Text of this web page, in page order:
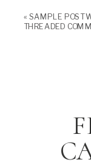
« SAMPLE POST
THREADED